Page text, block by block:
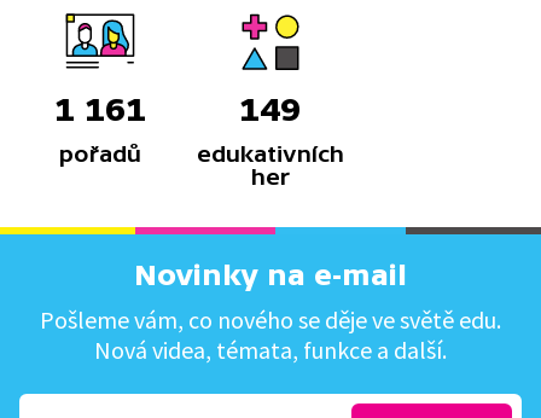
1 161
pořadů
149
edukativních
her
Novinky na e-mail
Pošleme vám, co nového se děje ve světě edu.
Nová videa, témata, funkce a další.